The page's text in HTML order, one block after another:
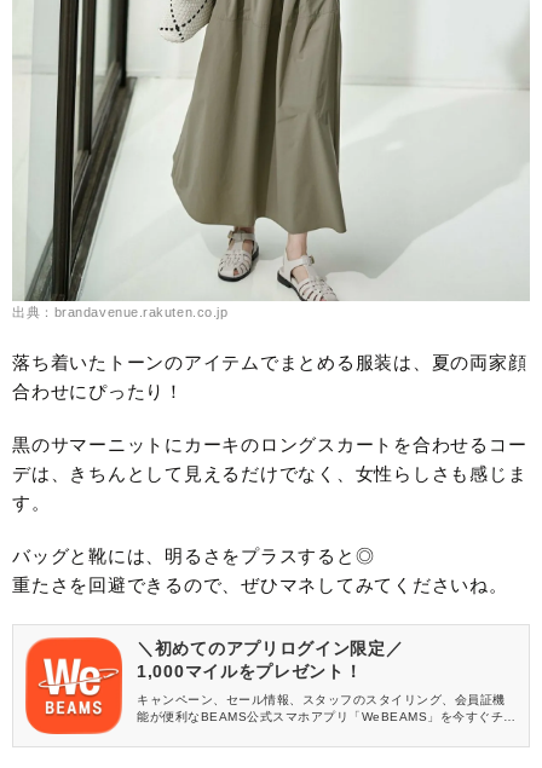
出典：brandavenue.rakuten.co.jp
落ち着いたトーンのアイテムでまとめる服装は、夏の両家顔
合わせにぴったり！
黒のサマーニットにカーキのロングスカートを合わせるコー
デは、きちんとして見えるだけでなく、女性らしさも感じま
す。
バッグと靴には、明るさをプラスすると◎
重たさを回避できるので、ぜひマネしてみてくださいね。
＼初めてのアプリログイン限定／
1,000マイルをプレゼント！
キャンペーン、セール情報、スタッフのスタイリング、会員証機
能が便利なBEAMS公式スマホアプリ「WeBEAMS」を今すぐチェ